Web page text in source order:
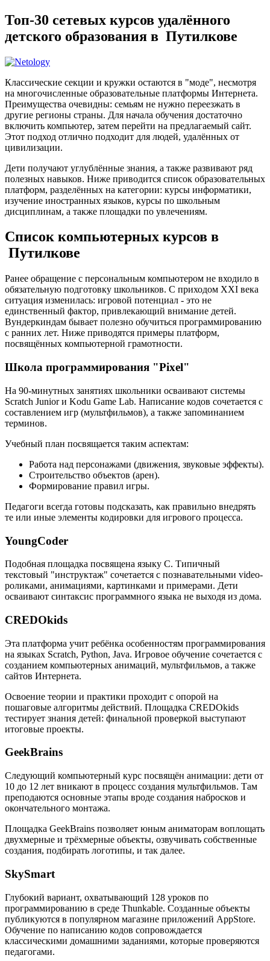
Топ-30 сетевых курсов удалённого
детского образования в Путилкове
Классические секции и кружки остаются в "моде", несмотря
на многочисленные образовательные платформы Интернета.
Преимущества очевидны: семьям не нужно переезжать в
другие регионы страны. Для начала обучения достаточно
включить компьютер, затем перейти на предлагаемый сайт.
Этот подход отлично подходит для людей, удалённых от
цивилизации.
Дети получают углублённые знания, а также развивают ряд
полезных навыков. Ниже приводится список образовательных
платформ, разделённых на категории: курсы информатики,
изучение иностранных языков, курсы по школьным
дисциплинам, а также площадки по увлечениям.
Список компьютерных курсов в
Путилкове
Ранее обращение с персональным компьютером не входило в
обязательную подготовку школьников. С приходом XXI века
ситуация изменилась: игровой потенциал - это не
единственный фактор, привлекающий внимание детей.
Вундеркиндам бывает полезно обучиться программированию
с ранних лет. Ниже приводятся примеры платформ,
посвящённых компьютерной грамотности.
Школа программирования "Pixel"
На 90-минутных занятиях школьники осваивают системы
Scratch Junior и Kodu Game Lab. Написание кодов сочетается с
составлением игр (мультфильмов), а также запоминанием
терминов.
Учебный план посвящается таким аспектам:
Работа над персонажами (движения, звуковые эффекты).
Строительство объектов (арен).
Формирование правил игры.
Педагоги всегда готовы подсказать, как правильно внедрять
те или иные элементы кодировки для игрового процесса.
YoungCoder
Подобная площадка посвящена языку C. Типичный
текстовый "инструктаж" сочетается с познавательными video-
роликами, анимациями, картинками и примерами. Дети
осваивают синтаксис программного языка не выходя из дома.
CREDOkids
Эта платформа учит ребёнка особенностям программирования
на языках Scratch, Python, Java. Игровое обучение сочетается с
созданием компьютерных анимаций, мультфильмов, а также
сайтов Интернета.
Освоение теории и практики проходит с опорой на
пошаговые алгоритмы действий. Площадка CREDOkids
тестирует знания детей: финальной проверкой выступают
итоговые проекты.
GeekBrains
Следующий компьютерный курс посвящён анимации: дети от
10 до 12 лет вникают в процесс создания мультфильмов. Там
преподаются основные этапы вроде создания набросков и
окончательного монтажа.
Площадка GeekBrains позволяет юным аниматорам воплощать
двухмерные и трёхмерные объекты, озвучивать собственные
создания, подбирать логотипы, и так далее.
SkySmart
Глубокий вариант, охватывающий 128 уроков по
программированию в среде Thunkable. Созданные объекты
публикуются в популярном магазине приложений AppStore.
Обучение по написанию кодов сопровождается
классическими домашними заданиями, которые проверяются
педагогами.